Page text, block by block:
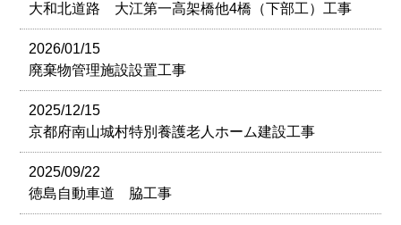
大和北道路 大江第一高架橋他4橋（下部工）工事
2026/01/15
廃棄物管理施設設置工事
2025/12/15
京都府南山城村特別養護老人ホーム建設工事
2025/09/22
徳島自動車道 脇工事